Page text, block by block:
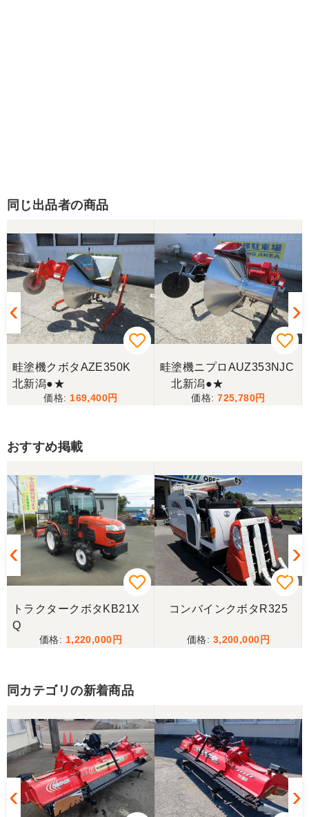
同じ出品者の商品
畦塗機クボタAZE350K
北新潟●★
169,400
畦塗機ニプロAUZ353NJC
北新潟●★
725,780
おすすめ掲載
トラクタークボタKB21X
Q
1,220,000
コンバインクボタR325
3,200,000
同カテゴリの新着商品